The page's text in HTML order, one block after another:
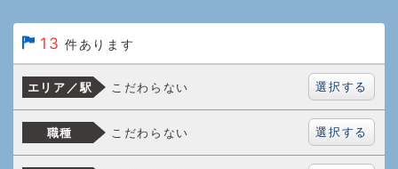
13 件あります
エリア／駅 こだわらない 選択する
職種 こだわらない 選択する